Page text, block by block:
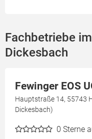
Fachbetriebe
Dickesbach
Fewinger EOS
Hauptstraße 14, 55743
Dickesbach)
0 Sterne